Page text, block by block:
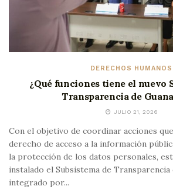
DERECHOS HUMANOS
¿Qué funciones tiene el nuevo
Transparencia de
JULIO 21, 2026
Con el objetivo de coordinar acciones
derecho de acceso a la información
la protección de los datos personales,
instalado el Subsistema de Transparencia
integrado por...